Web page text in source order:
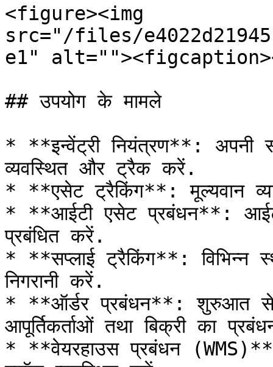
<figure><img
src="/files/
e1"
## उपयोग के मामले
* **इन्वेंट्री नियंत्रण**: अपनी
व्यवस्थित और ट्रैक करें.
* **एसेट ट्रैकिंग**: मूल्यवान
* **आईटी एसेट प्रबंधन**:
प्रबंधित करें.
* **सप्लाई ट्रैकिंग**: विभिन्न
निगरानी करें.
* **ऑर्डर प्रबंधन**: शुरुआत
आपूर्तिकर्ताओं तथा बिक्री का
* **वेयरहाउस प्रबंधन